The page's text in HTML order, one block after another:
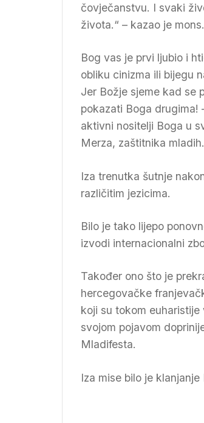
čovječanstvu. I svaki
života.“ – kazao je
Bog vas je prvi ljubio i
obliku cinizma ili bijegu
Jer Božje sjeme kad se
pokazati Boga drugima!
aktivni nositelji Boga u
Merza, zaštitnika mladih.
Iza trenutka šutnje
različitim jezicima.
Bilo je tako lijepo
izvodi internacionalni
Također ono što je
hercegovačke
koji su tokom
svojom pojavom
Mladifesta.
Iza mise bilo je